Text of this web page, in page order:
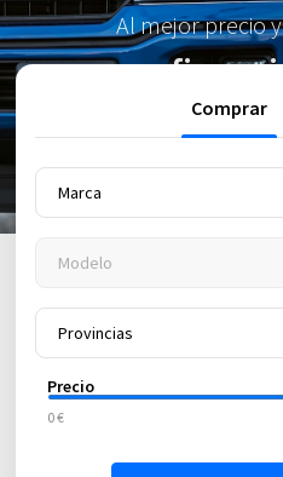
Al mejor precio
Comprar
Precio
0 €